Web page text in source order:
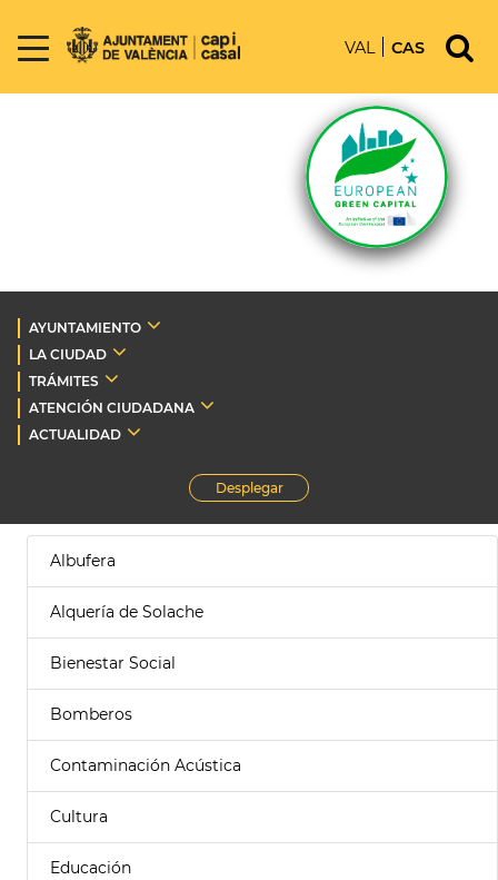
VAL CAS
AYUNTAMIENTO
LA CIUDAD
TRÁMITES
ATENCIÓN CIUDADANA
ACTUALIDAD
Desplegar
Albufera
Alquería de Solache
Bienestar Social
Bomberos
Contaminación Acústica
Cultura
Educación